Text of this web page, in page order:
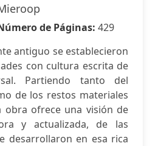
de Páginas: 429
antiguo se establecieron
con cultura escrita de
Partiendo tanto del
de los restos materiales
obra ofrece una visión de
y actualizada, de las
desarrollaron en esa rica